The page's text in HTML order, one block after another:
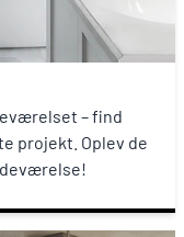
– find
projekt. Oplev de